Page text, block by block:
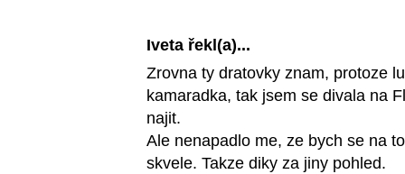
Iveta řekl(a)...
Zrovna ty dratovky znam, protoze
kamaradka, tak jsem se divala na
najit.
Ale nenapadlo me, ze bych se na
skvele. Takze diky za jiny pohled.